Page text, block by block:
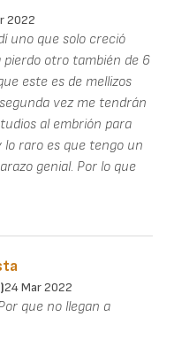
2022
uno que solo creció
otro también de 6
este es de mellizos
vez me tendrán
al embrión para
lo raro es que tengo un
genial. Por lo que
24 Mar 2022
que no llegan a